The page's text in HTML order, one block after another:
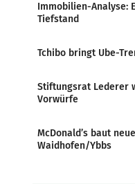
Immobilien-Analyse:
Tiefstand
Tchibo bringt Ube-
Stiftungsrat Lederer
Vorwürfe
McDonald’s baut
Waidhofen/Ybbs